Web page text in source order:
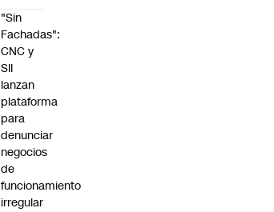
"Sin
Fachadas":
CNC y
SII
lanzan
plataforma
para
denunciar
negocios
de
funcionamiento
irregular